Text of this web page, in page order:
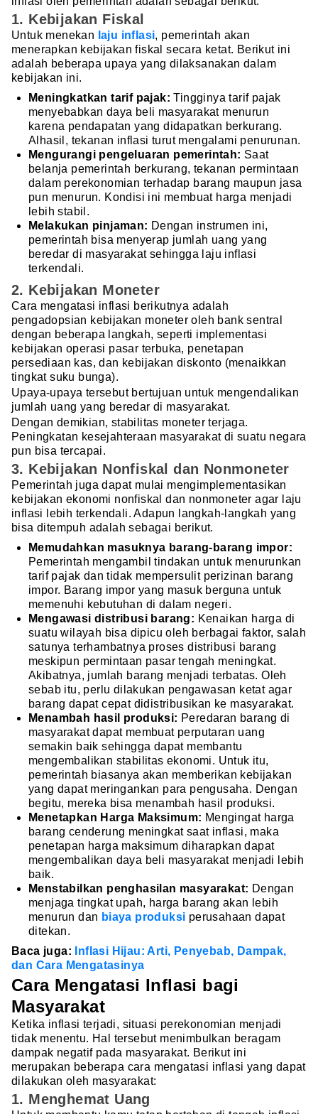
1. Kebijakan Fiskal
Untuk menekan laju inflasi, pemerintah akan
menerapkan kebijakan fiskal secara ketat. Berikut ini
adalah beberapa upaya yang dilaksanakan dalam
kebijakan ini.
Meningkatkan tarif pajak:Tingginya tarif pajak
menyebabkan daya beli masyarakat menurun
karena pendapatan yang didapatkan berkurang.
Alhasil, tekanan inflasi turut mengalami penurunan.
Mengurangi pengeluaran pemerintah: Saat
belanja pemerintah berkurang, tekanan permintaan
dalam perekonomian terhadap barang maupun jasa
pun menurun. Kondisi ini membuat harga menjadi
lebih stabil.
Melakukan pinjaman: Dengan instrumen ini,
pemerintah bisa menyerap jumlah uang yang
beredar di masyarakat sehingga laju inflasi
terkendali.
2. Kebijakan Moneter
Cara mengatasi inflasi berikutnya adalah
pengadopsian kebijakan moneter oleh bank sentral
dengan beberapa langkah, seperti implementasi
kebijakan operasi pasar terbuka, penetapan
persediaan kas, dan kebijakan diskonto (menaikkan
tingkat suku bunga).
Upaya-upaya tersebut bertujuan untuk mengendalikan
jumlah uang yang beredar di masyarakat.
Dengan demikian, stabilitas moneter terjaga.
Peningkatan kesejahteraan masyarakat di suatu negara
pun bisa tercapai.
3. Kebijakan Nonfiskal dan Nonmoneter
Pemerintah juga dapat mulai mengimplementasikan
kebijakan ekonomi nonfiskal dan nonmoneter agar laju
inflasi lebih terkendali. Adapun langkah-langkah yang
bisa ditempuh adalah sebagai berikut.
Memudahkan masuknya barang-barang impor:
Pemerintah mengambil tindakan untuk menurunkan
tarif pajak dan tidak mempersulit perizinan barang
impor. Barang impor yang masuk berguna untuk
memenuhi kebutuhan di dalam negeri.
Mengawasi distribusi barang: Kenaikan harga di
suatu wilayah bisa dipicu oleh berbagai faktor, salah
satunya terhambatnya proses distribusi barang
meskipun permintaan pasar tengah meningkat.
Akibatnya, jumlah barang menjadi terbatas. Oleh
sebab itu, perlu dilakukan pengawasan ketat agar
barang dapat cepat didistribusikan ke masyarakat.
Menambah hasil produksi: Peredaran barang di
masyarakat dapat membuat perputaran uang
semakin baik sehingga dapat membantu
mengembalikan stabilitas ekonomi. Untuk itu,
pemerintah biasanya akan memberikan kebijakan
yang dapat meringankan para pengusaha. Dengan
begitu, mereka bisa menambah hasil produksi.
Menetapkan Harga Maksimum: Mengingat harga
barang cenderung meningkat saat inflasi, maka
penetapan harga maksimum diharapkan dapat
mengembalikan daya beli masyarakat menjadi lebih
baik.
Menstabilkan penghasilan masyarakat: Dengan
menjaga tingkat upah, harga barang akan lebih
menurun dan biaya produksi perusahaan dapat
ditekan.
Baca juga:
Inflasi Hijau: Arti, Penyebab, Dampak,
dan Cara Mengatasinya
Cara Mengatasi Inflasi bagi
Masyarakat
Ketika inflasi terjadi, situasi perekonomian menjadi
tidak menentu. Hal tersebut menimbulkan beragam
dampak negatif pada masyarakat. Berikut ini
merupakan beberapa cara mengatasi inflasi yang dapat
dilakukan oleh masyarakat:
1. Menghemat Uang